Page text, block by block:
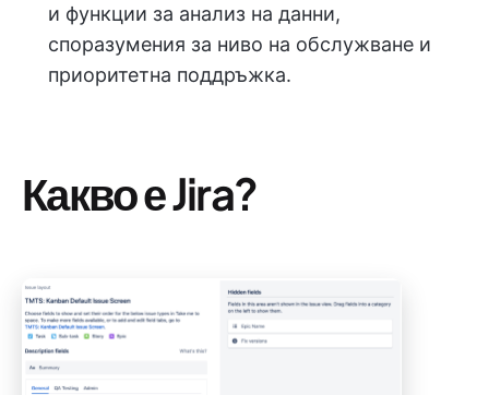
и функции за анализ на данни,
споразумения за ниво на обслужване и
приоритетна поддръжка.
Какво е Jira?